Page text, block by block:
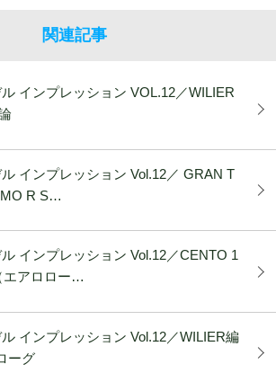
関連記事
インプレッション VOL.12／WILIER
インプレッション Vol.12／ GRAN T
R S…
インプレッション Vol.12／CENTO 1
エアロロー…
インプレッション Vol.12／WILIER編
ーグ